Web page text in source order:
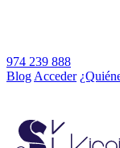
974 239 888
Blog Acceder